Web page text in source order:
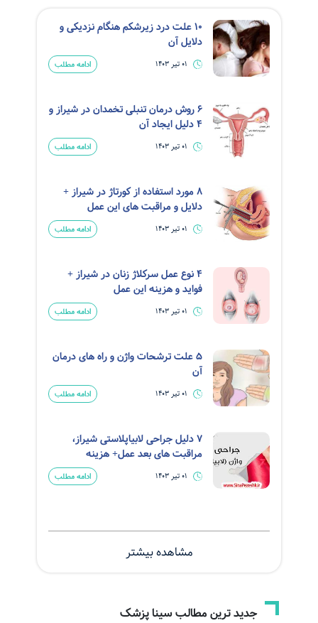
10 علت درد زیرشکم هنگام نزدیکی و
دلایل آن
01 تیر 1403 ادامه مطلب
6 روش درمان تنبلی تخمدان در شیراز و
4 دلیل ایجاد آن
01 تیر 1403 ادامه مطلب
8 مورد استفاده از کورتاژ در شیراز +
دلایل و مراقبت های این عمل
01 تیر 1403 ادامه مطلب
4 نوع عمل سرکلاژ زنان در شیراز +
فواید و هزینه این عمل
01 تیر 1403 ادامه مطلب
5 علت ترشحات واژن و راه های درمان
آن
01 تیر 1403 ادامه مطلب
7 دلیل جراحی لابیاپلاستی شیراز،
مراقبت های بعد عمل+ هزینه
01 تیر 1403 ادامه مطلب
مشاهده بیشتر
جدید ترین مطالب سینا پزشک